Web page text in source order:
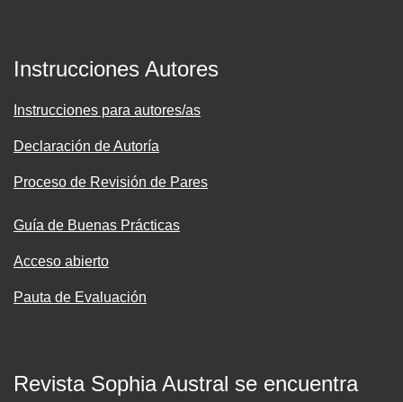
Instrucciones Autores
Instrucciones para autores/as
Declaración de Autoría
Proceso de Revisión de Pares
Guía de Buenas Prácticas
Acceso abierto
Pauta de Evaluación
Revista Sophia Austral se encuentra